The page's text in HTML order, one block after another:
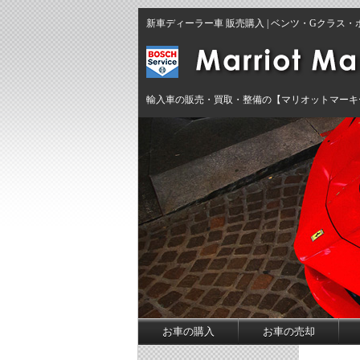
新車ディーラー車 販売購入 | ベンツ・Gクラス
輸入車の販売・買取・整備の【マリオットマー
お車の購入 お車の売却